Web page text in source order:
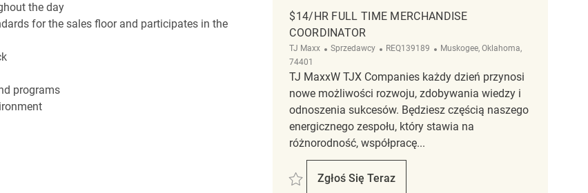
the day
for the sales floor and participates in the
programs
$14/HR FULL TIME MERCHANDISE
COORDINATOR
TJ Maxx Kategoria
Sprzedawcy ReqId
REQ139189 Lokalizacja
Muskogee, Oklahoma,
74401
TJ MaxxW TJX Companies każdy dzień przynosi
nowe możliwości rozwoju, zdobywania wiedzy i
odnoszenia sukcesów. Będziesz częścią naszego
energicznego zespołu, który stawia na
różnorodność, współpracę...
Zapisać $14/HR Full Time Merchandise Coordinator REQ139189
Zgłoś Się Teraz
$14/HR Full Time Merchandise Coordinator